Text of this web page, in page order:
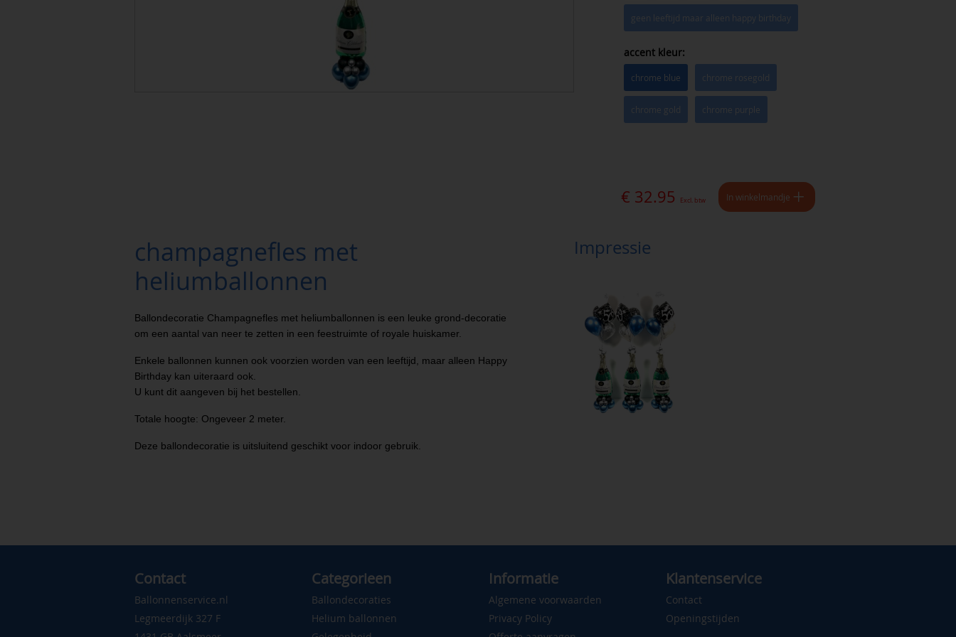
geen leeftijd maar alleen happy birthday
accent kleur:
chrome blue chrome rosegold
chrome gold chrome purple
€ 32.95 Excl. btw In winkelmandje
champagnefles met
heliumballonnen
Ballondecoratie Champagnefles met heliumballonnen is een leuke grond-decoratie
om een aantal van neer te zetten in een feestruimte of royale huiskamer.
Enkele ballonnen kunnen ook voorzien worden van een leeftijd, maar alleen Happy
Birthday kan uiteraard ook.
U kunt dit aangeven bij het bestellen.
Totale hoogte: Ongeveer 2 meter.
Deze ballondecoratie is uitsluitend geschikt voor indoor gebruik.
Impressie
Contact
Ballonnenservice.nl
Legmeerdijk 327 F
Categorieen
Ballondecoraties
Helium ballonnen
Informatie
Algemene voorwaarden
Privacy Policy
Klantenservice
Contact
Openingstijden